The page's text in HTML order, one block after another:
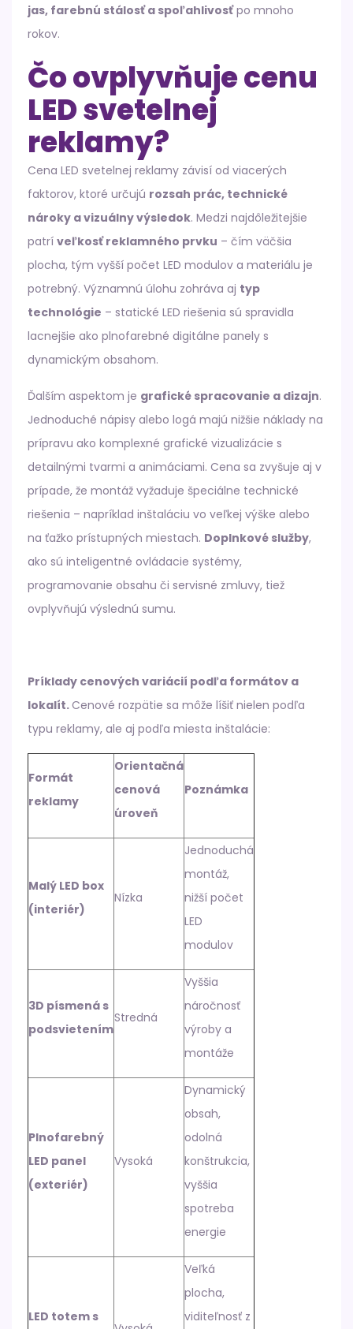
jas, farebnú stálosť a spoľahlivosťpo mnoho
rokov.
Čo ovplyvňuje cenu
LED svetelnej
reklamy?
Cena LED svetelnej reklamy závisí od viacerých
faktorov, ktoré určujú rozsah prác, technické
nároky a vizuálny výsledok. Medzi najdôležitejšie
patrí veľkosť reklamného prvku – čím väčšia
plocha, tým vyšší počet LED modulov a materiálu je
potrebný. Významnú úlohu zohráva aj typ
technológie – statické LED riešenia sú spravidla
lacnejšie ako plnofarebné digitálne panely s
dynamickým obsahom.
Ďalším aspektom je grafické spracovanie a dizajn.
Jednoduché nápisy alebo logá majú nižšie náklady na
prípravu ako komplexné grafické vizualizácie s
detailnými tvarmi a animáciami. Cena sa zvyšuje aj v
prípade, že montáž vyžaduje špeciálne technické
riešenia – napríklad inštaláciu vo veľkej výške alebo
na ťažko prístupných miestach. Doplnkové služby,
ako sú inteligentné ovládacie systémy,
programovanie obsahu či servisné zmluvy, tiež
ovplyvňujú výslednú sumu.
Príklady cenových variácií podľa formátov a
lokalít. Cenové rozpätie sa môže líšiť nielen podľa
typu reklamy, ale aj podľa miesta inštalácie:
Formát
reklamy
Orientačná
cenová
úroveň
Poznámka
Malý LED box
(interiér)
Nízka
Jednoduchá
montáž,
nižší počet
LED
modulov
3D písmená s
podsvietením
Stredná
Vyššia
náročnosť
výroby a
montáže
Plnofarebný
LED panel
(exteriér)
Vysoká
Dynamický
obsah,
odolná
konštrukcia,
vyššia
spotreba
energie
LED totem s
Veľká
plocha,
viditeľnosť z